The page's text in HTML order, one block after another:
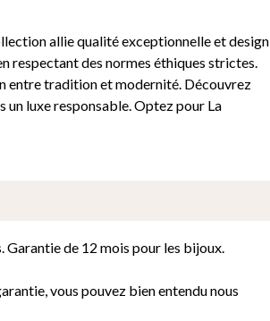
allie qualité exceptionnelle et design
respectant des normes éthiques strictes.
entre tradition et modernité. Découvrez
luxe responsable. Optez pour La
de 12 mois pour les bijoux.
vous pouvez bien entendu nous